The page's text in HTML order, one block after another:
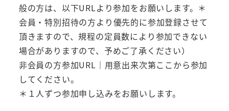
般の方は、以下URLより参加をお願いします。＊
会員・特別招待の方より優先的に参加登録させて
頂きますので、規程の定員数により参加できない
場合がありますので、予めご了承ください）
非会員の方参加URL｜用意出来次第ここから参加
してください。
＊１人ずつ参加申し込みをお願いします。